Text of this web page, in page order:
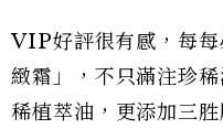
VIP好評很有感，每
緻霜」，不只滿注珍
稀植萃油，更添加三